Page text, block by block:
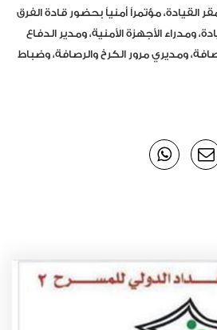
مؤتمراً أمنياً بحضور قادة الفرق
ومدراء الأجهزة الأمنية، ومدير الدفاع
ومديري مرور الكرخ والرصافة، وضباط